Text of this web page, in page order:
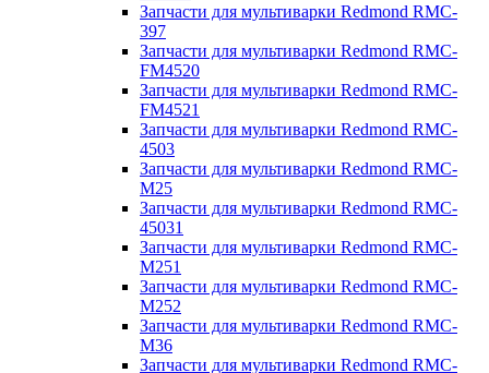
Запчасти для мультиварки Redmond RMC-
397
Запчасти для мультиварки Redmond RMC-
FM4520
Запчасти для мультиварки Redmond RMC-
FM4521
Запчасти для мультиварки Redmond RMC-
4503
Запчасти для мультиварки Redmond RMC-
M25
Запчасти для мультиварки Redmond RMC-
45031
Запчасти для мультиварки Redmond RMC-
M251
Запчасти для мультиварки Redmond RMC-
M252
Запчасти для мультиварки Redmond RMC-
M36
Запчасти для мультиварки Redmond RMC-